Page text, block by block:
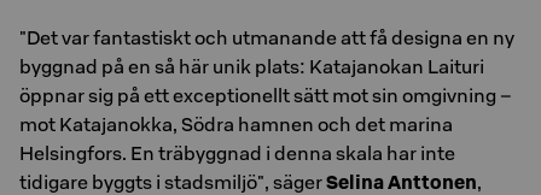
"Det var fantastiskt och utmanande att få designa en ny
byggnad på en så här unik plats: Katajanokan Laituri
öppnar sig på ett exceptionellt sätt mot sin omgivning –
mot Katajanokka, Södra hamnen och det marina
Helsingfors. En träbyggnad i denna skala har inte
tidigare byggts i stadsmiljö", sägerSelina Anttonen,